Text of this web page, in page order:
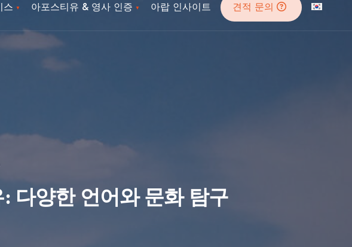
스 아포스티유 & 영사 인증 아랍 인사이트 견적 문의
다양한 언어와 문화 탐구